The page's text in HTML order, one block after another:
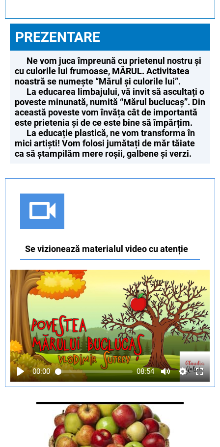
PREZENTARE
Ne vom juca împreună cu prietenul nostru și
cu culorile lui frumoase, MĂRUL. Activitatea
noastră se numește “Mărul și culorile lui”.
La educarea limbajului, vă invit să ascultați o
poveste minunată, numită “Mărul buclucaș”. Din
această poveste vom învăța cât de importantă
este prietenia și de ce este bine să împărțim.
La educație plastică, ne vom transforma în
mici artiști! Vom folosi jumătați de măr tăiate
ca să ștampilăm mere roșii, galbene și verzi.
Se vizionează materialul video cu atenție
00:00 08:54